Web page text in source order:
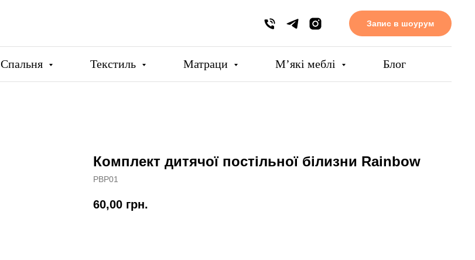
Запис в шоурум
Спальня Текстиль Матраци Мʼякі меблі Блог
Комплект дитячої постільної білизни Rainbow
PBP01
60,00 грн.